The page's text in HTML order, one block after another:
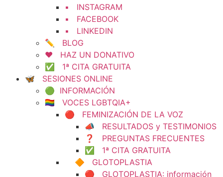
▪️ INSTAGRAM
▪️ FACEBOOK
▪️ LINKEDIN
✏️ BLOG
❤️ HAZ UN DONATIVO
✅ 1ª CITA GRATUITA
🦋 SESIONES ONLINE
🟢 INFORMACIÓN
🏳️‍🌈 VOCES LGBTQIA+
🔴 FEMINIZACIÓN DE LA VOZ
📣 RESULTADOS y TESTIMONIOS
❓ PREGUNTAS FRECUENTES
✅ 1ª CITA GRATUITA
🔶 GLOTOPLASTIA
🔴 GLOTOPLASTIA: información